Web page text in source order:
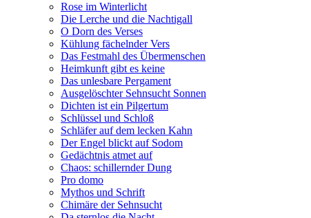
Rose im Winterlicht
Die Lerche und die Nachtigall
O Dorn des Verses
Kühlung fächelnder Vers
Das Festmahl des Übermenschen
Heimkunft gibt es keine
Das unlesbare Pergament
Ausgelöschter Sehnsucht Sonnen
Dichten ist ein Pilgertum
Schlüssel und Schloß
Schläfer auf dem lecken Kahn
Der Engel blickt auf Sodom
Gedächtnis atmet auf
Chaos: schillernder Dung
Pro domo
Mythos und Schrift
Chimäre der Sehnsucht